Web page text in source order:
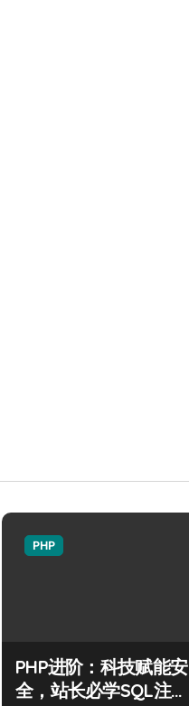
PHP
PHP进阶：科技赋能安
全，站长必学SQL注入